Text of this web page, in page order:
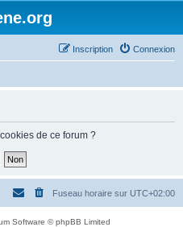
Connexion
Inscription
de ce forum ?
Fuseau horaire sur UTC+02:00
Software © phpBB Limited